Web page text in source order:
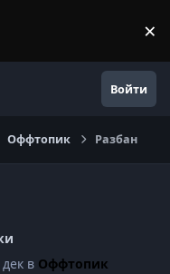
×
Войти
Оффтопик Разбан
в Оффтопик